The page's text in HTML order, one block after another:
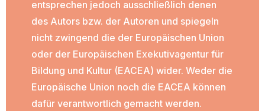
entsprechen jedoch ausschließlich denen
des Autors bzw. der Autoren und spiegeln
nicht zwingend die der Europäischen Union
oder der Europäischen Exekutivagentur für
Bildung und Kultur (EACEA) wider. Weder die
Europäische Union noch die EACEA können
dafür verantwortlich gemacht werden.